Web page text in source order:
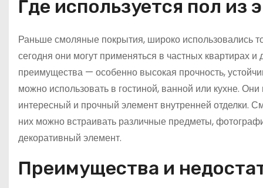
Где используется пол из
Раньше смоляные покрытия, широко использовались
сегодня они могут применяться в частных квартирах
преимущества — особенно высокая прочность,
можно использовать в гостиной, ванной или кухне.
интересный и прочный элемент внутренней отделки.
них можно встраивать различные предметы,
декоративный элемент.
Преимущества и